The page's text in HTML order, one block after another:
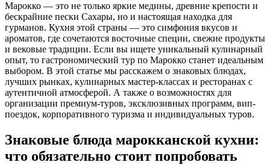
Марокко — это не только яркие медины, древние крепости и
бескрайние пески Сахары, но и настоящая находка для
гурманов. Кухня этой страны — это симфония вкусов и
ароматов, где сочетаются восточные специи, свежие продукты
и вековые традиции. Если вы ищете уникальный кулинарный
опыт, то гастрономический тур по Марокко станет идеальным
выбором. В этой статье мы расскажем о знаковых блюдах,
лучших рынках, кулинарных мастер-классах и ресторанах с
аутентичной атмосферой. А также о возможностях для
организации премиум-туров, эксклюзивных программ, вип-
поездок, корпоративного туризма и индивидуальных туров.
Знаковые блюда марокканской кухни:
что обязательно стоит попробовать